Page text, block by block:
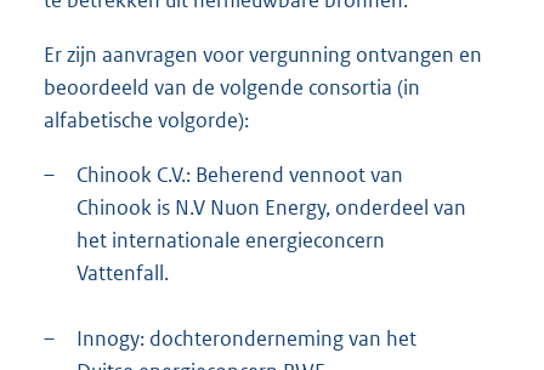
Er zijn aanvragen voor vergunning ontvangen en
beoordeeld van de volgende consortia (in
alfabetische volgorde):
–
Chinook C.V.: Beherend vennoot van
Chinook is N.V Nuon Energy, onderdeel van
het internationale energieconcern
Vattenfall.
–
Innogy: dochteronderneming van het